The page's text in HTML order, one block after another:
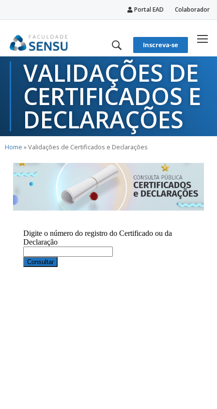
Portal EAD Colaborador
Inscreva-se
VALIDAÇÕES DE
CERTIFICADOS E
DECLARAÇÕES
Home »Validações de Certificados e Declarações